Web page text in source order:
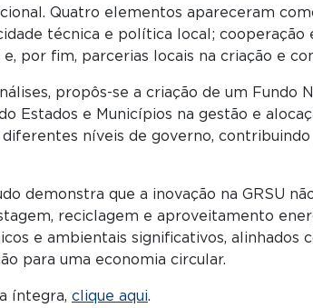
Quatro elementos apareceram
técnica e política local;
por fim, parcerias locais na criação e
propôs-se a criação de um
Estados e Municípios na gestão e
níveis de governo,
demonstra que a inovação na GRSU
reciclagem e aproveitamento
e ambientais significativos, alinhados
para uma economia circular.
íntegra, clique aqui.